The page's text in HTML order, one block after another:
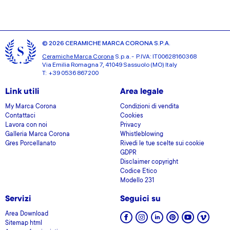
© 2026 CERAMICHE MARCA CORONA S.P.A.
Ceramiche Marca Corona S.p.a. - P.IVA: IT00628160368
Via Emilia Romagna 7, 41049 Sassuolo (MO) Italy
T: +39 0536 867200
Link utili
My Marca Corona
Contattaci
Lavora con noi
Galleria Marca Corona
Gres Porcellanato
Area legale
Condizioni di vendita
Cookies
Privacy
Whistleblowing
Rivedi le tue scelte sui cookie
GDPR
Disclaimer copyright
Codice Etico
Modello 231
Servizi
Area Download
Sitemap html
Seguici su